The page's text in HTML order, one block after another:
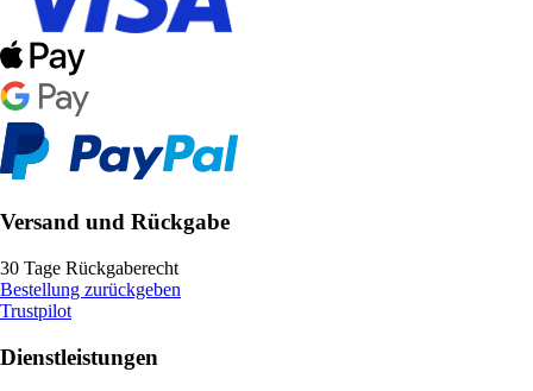
Versand und Rückgabe
30 Tage Rückgaberecht
Bestellung zurückgeben
Trustpilot
Dienstleistungen